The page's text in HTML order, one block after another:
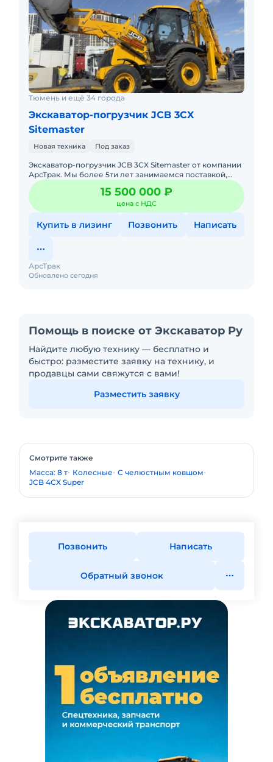
Тюмень и ещё 34 города
Экскаватор-погрузчик JCB 3CX
Sitemaster
Новая техника Под заказ
Экcкавaтор-погрузчик JCB 3CX Sitemaster от компании
АрсТрак. Мы более 5ти лет занимаемся поставкой,
продажей спецтехники по параллельному
импорту.Прямые постав15 500 000 ₽
цена с НДС
Купить в лизинг Позвонить Написать
Обновлено сегодня
АрсТрак
Помощь в поиске от Экскаватор Ру
Найдите любую технику — бесплатно и
быстро: разместите заявку на технику, и
продавцы сами свяжутся с вами!
Разместить заявку
Смотрите также
Масса: 8 т Колесные С челюстным ковшом
JCB 4CX Super
Позвонить Написать
Обратный звонок